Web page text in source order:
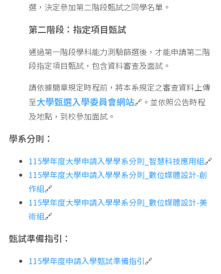
選，決定參加第二階段甄試之同學名單。
第二階段：指定項目甄試
通過第一階段學科能力測驗篩選後，才能申請第二階
段指定項目甄試，包含資料審查及面試。
請依據簡章規定時程前，將本系規定之審查資料上傳
至大學甄選入學委員會網站🔗。並依照公告時程
及地點，到校參加面試。
學系分則：
115學年度大學申請入學學系分則 _智慧科技應用組🔗
115學年度大學申請入學學系分則 _數位媒體設計-創
作組🔗
115學年度大學申請入學學系分則 _數位媒體設計-美
術組🔗
甄試準備指引：
115學年度申請入學甄試準備指引🔗